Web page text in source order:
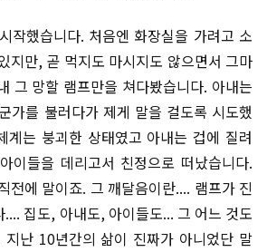
작했습니다. 처음엔 화장실을 가려고 소
지만, 곧 먹지도 마시지도 않으면서 그마
그 망할 램프만을 쳐다봤습니다. 아내는
가를 불러다가 제게 말을 걸도록 시도했
계는 붕괴한 상태였고 아내는 겁에 질려
이들을 데리고서 친정으로 떠났습니다.
전에 말이죠. 그 깨달음이란.... 램프가 진
집도, 아내도, 아이들도... 그 어느 것도
지난 10년간의 삶이 진짜가 아니었단 말